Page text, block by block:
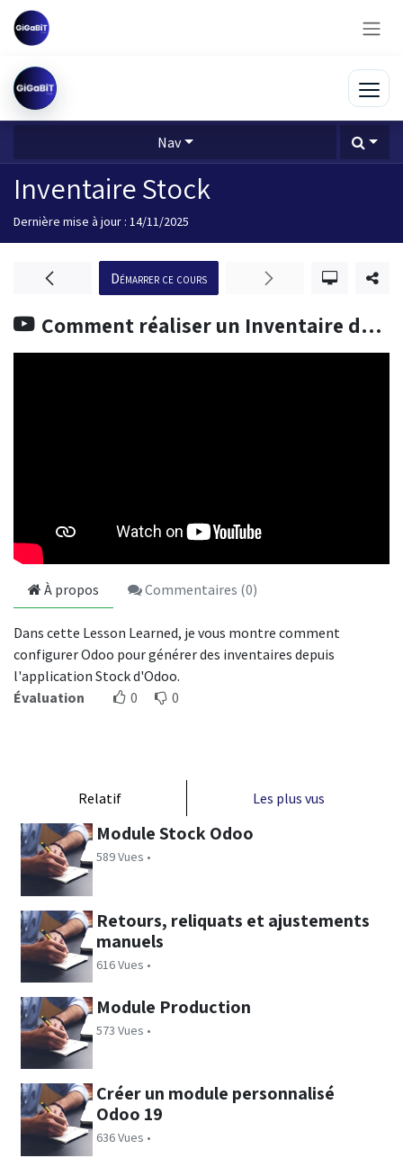
Se rendre au contenu
Nav
Inventaire Stock
Dernière mise à jour : 14/11/2025
Relatif Les plus vus
Module Stock Odoo
589 Vues •
Retours, reliquats et ajustements
manuels
616 Vues •
Module Production
573 Vues •
Créer un module personnalisé
Odoo 19
636 Vues •
Comment réaliser un Inventaire depuis le stock
Démarrer ce cours
À propos Commentaires (0)
Dans cette Lesson Learned, je vous montre comment
configurer Odoo pour générer des inventaires depuis
l'application Stock d'Odoo.
Évaluation
0 0